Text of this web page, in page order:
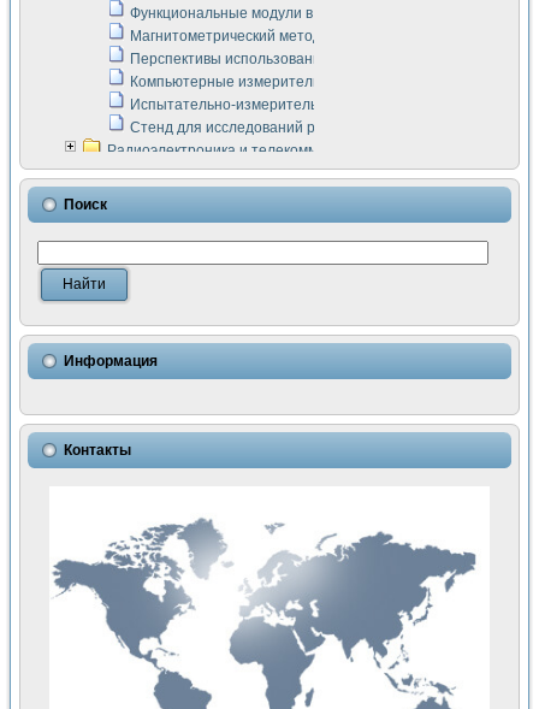
Функциональные модули в стандарте Nl SCXI для
Магнитометрический метод в дефектоскопии сварных
Перспективы использования машинного зрения в
Компьютерные измерительные системы для
Испытательно-измерительный комплекс аппаратуры для
Стенд для исследований рабочих процессов ДВС в
Радиоэлектроника и телекоммуникации
LabVIEW в расчетах радиолиний систем передачи данных
Аппаратно-программный комплекс для исследования
Виртуальный лабораторный стенд для исследования
Измерение шумовых параметров операционных
Измерительный преобразователь на основе цифровой
Использование NI LabVIEW для математического
Исследовние возможности создания измерителя ВАХ
Математическое моделирование генератора сигналов -
Применение осциллографического модуля с высоким
Симуляция отклика импульсного радиолокационного
Автоматизация формирования уравнений состояния для
Разработка автоматизированного стенда для измерения
Применение среды LabVIEW для построения картины
Портативная система для определения показателей
Использование LabVIEW для управления источником
Устройство для снятия вольт-амперных характеристик
Передовые научные технологии: нано-, фемто-,
Автоматизированная установка по измерению временных
Автоматизированный лабораторный комплекс на базе
Визуализация моделирования и оптимизации тепловой
Поиск
Информация
Контакты